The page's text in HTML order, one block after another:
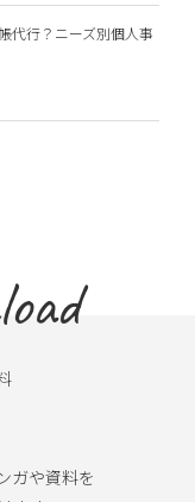
代行？ニーズ別個人事
ガや資料を